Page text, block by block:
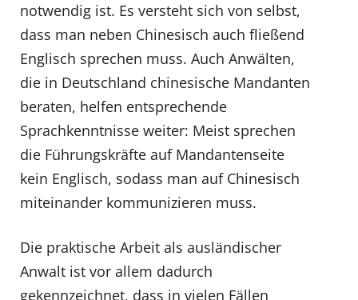
notwendig ist. Es versteht sich von selbst,
dass man neben Chinesisch auch fließend
Englisch sprechen muss. Auch Anwälten,
die in Deutschland chinesische Mandanten
beraten, helfen entsprechende
Sprachkenntnisse weiter: Meist sprechen
die Führungskräfte auf Mandantenseite
kein Englisch, sodass man auf Chinesisch
miteinander kommunizieren muss.
Die praktische Arbeit als ausländischer
Anwalt ist vor allem dadurch
gekennzeichnet, dass in vielen Fällen